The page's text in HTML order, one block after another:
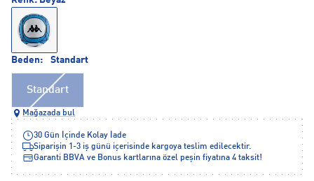
Beden: Standart
Standart
Mağazada bul
30 Gün İçinde Kolay İade
Siparişin 1-3 iş günü içerisinde kargoya teslim edilecektir.
Garanti BBVA ve Bonus kartlarına özel peşin fiyatına 4 taksit!